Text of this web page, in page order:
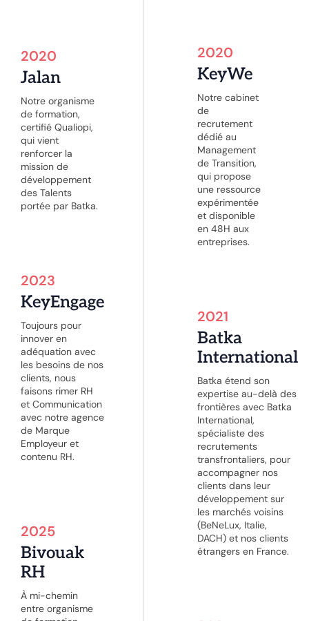
2020
KeyWe
Notre cabinet
de
recrutement
dédié au
Management
de Transition,
qui propose
une ressource
expérimentée
et disponible
en 48H aux
entreprises.
2021
Batka
International
Batka étend son
expertise au-delà des
frontières avec Batka
International,
spécialiste des
recrutements
transfrontaliers, pour
accompagner nos
clients dans leur
développement sur
les marchés voisins
(BeNeLux, Italie,
DACH) et nos clients
étrangers en France.
2020
Jalan
Notre organisme
de formation,
certifié Qualiopi,
qui vient
renforcer la
mission de
développement
des Talents
portée par Batka.
2023
KeyEngage
Toujours pour
innover en
adéquation avec
les besoins de nos
clients, nous
faisons rimer RH
et Communication
avec notre agence
de Marque
Employeur et
contenu RH.
2025
Bivouak
RH
À mi-chemin
entre organisme